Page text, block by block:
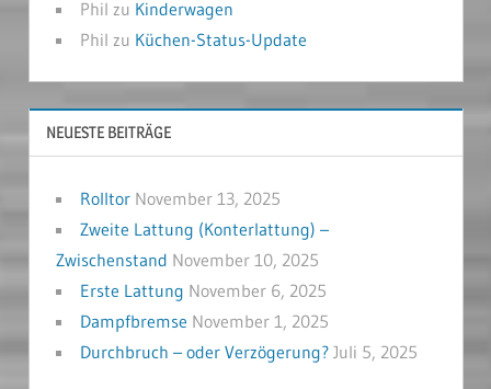
Phil zu Kinderwagen
Phil zu Küchen-Status-Update
NEUESTE BEITRÄGE
Rolltor November 13, 2025
Zweite Lattung (Konterlattung) –
Zwischenstand November 10, 2025
Erste Lattung November 6, 2025
Dampfbremse November 1, 2025
Durchbruch – oder Verzögerung? Juli 5, 2025